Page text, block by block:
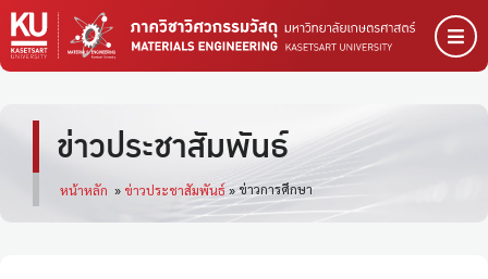
ข่าวประชาสัมพันธ์
หน้าหลัก » ข่าวประชาสัมพันธ์»ข่าวการศึกษา